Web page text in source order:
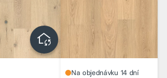
Na objednávku 14 dní